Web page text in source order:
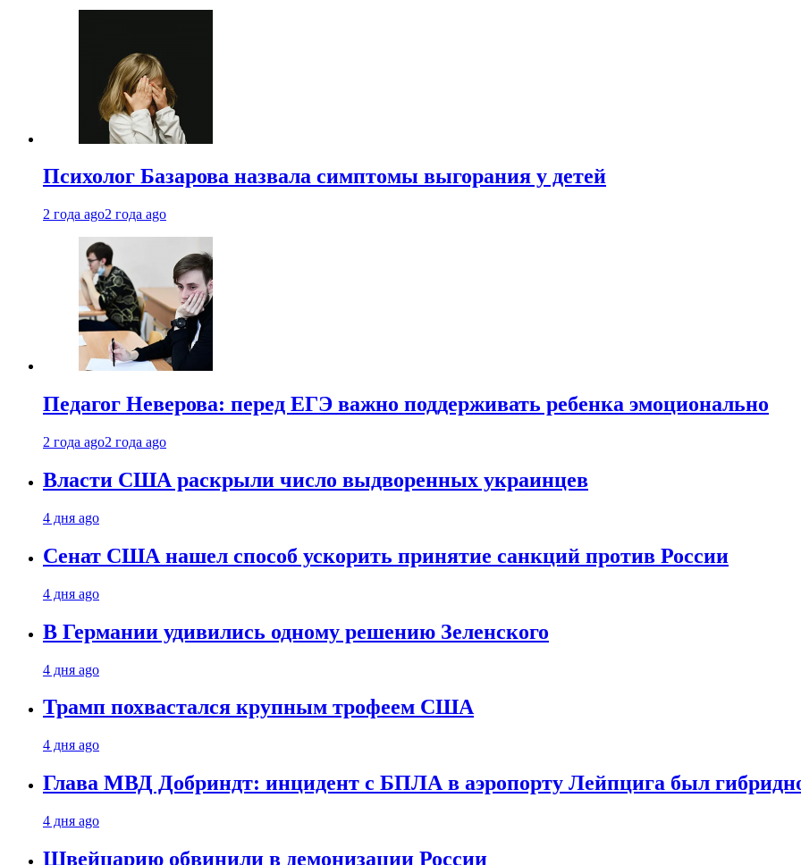
Психолог Базарова назвала симптомы выгорания у детей
2 года ago2 года ago
Педагог Неверова: перед ЕГЭ важно поддерживать ребенка эмоционально
2 года ago2 года ago
Власти США раскрыли число выдворенных украинцев
4 дня ago
Сенат США нашел способ ускорить принятие санкций против России
4 дня ago
В Германии удивились одному решению Зеленского
4 дня ago
Трамп похвастался крупным трофеем США
4 дня ago
Глава МВД Добриндт: инцидент с БПЛА в аэропорту Лейпцига был
4 дня ago
Швейцарию обвинили в демонизации России